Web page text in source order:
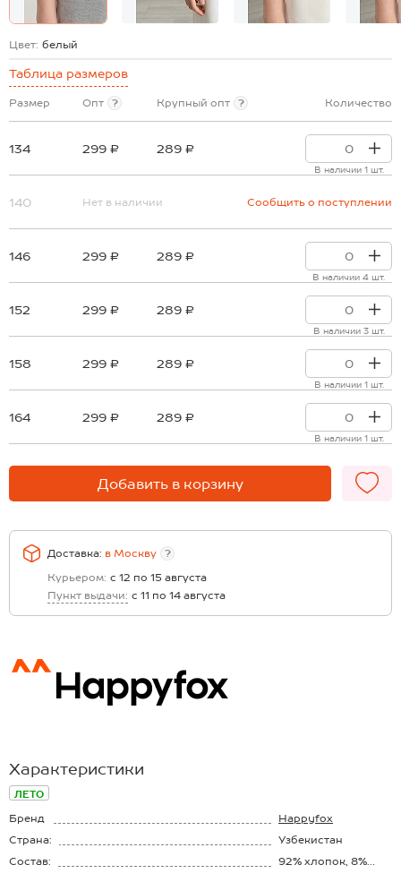
Цвет: белый
Таблица размеров
Размер Опт ? Крупный опт ? Количество
134 299 ₽ 289 ₽
В наличии 1 шт.
140 Нет в наличии Сообщить о поступлении
146 299 ₽ 289 ₽
В наличии 4 шт.
152 299 ₽ 289 ₽
В наличии 3 шт.
158 299 ₽ 289 ₽
В наличии 1 шт.
164 299 ₽ 289 ₽
В наличии 1 шт.
Добавить в корзину
Доставка: в Москву
?
Курьером: с 12 по 15 августа
Пункт выдачи: с 11 по 14 августа
Характеристики
ЛЕТО
Бренд
Happyfox
Страна:
Узбекистан
Состав:
92% хлопок, 8%